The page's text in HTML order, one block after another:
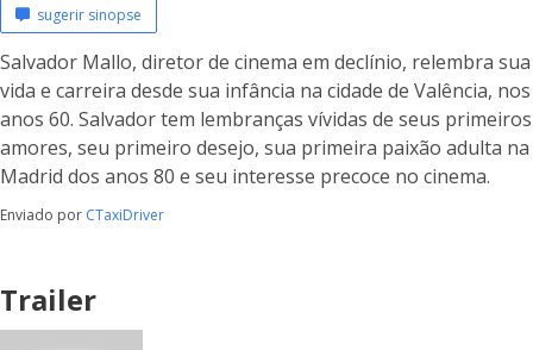
sugerir sinopse
Salvador Mallo, diretor de cinema em declínio, relembra sua
vida e carreira desde sua infância na cidade de Valência, nos
anos 60. Salvador tem lembranças vívidas de seus primeiros
amores, seu primeiro desejo, sua primeira paixão adulta na
Madrid dos anos 80 e seu interesse precoce no cinema.
Enviado por CTaxiDriver
Trailer